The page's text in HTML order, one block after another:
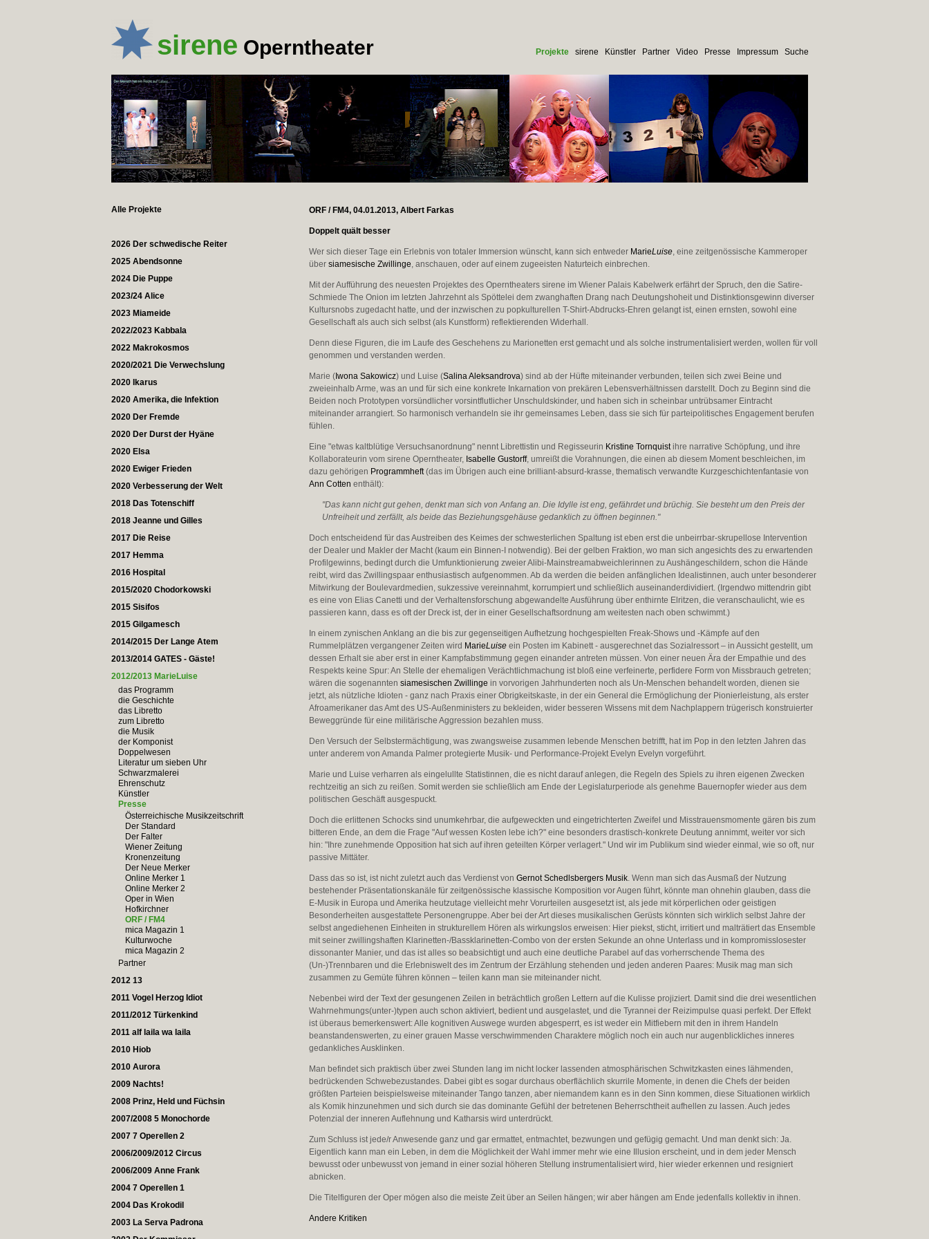
sirene Operntheater Projekte sirene Künstler Partner Video Presse Impressum Suche
Alle Projekte
2026 Der schwedische Reiter
2025 Abendsonne
2024 Die Puppe
2023/24 Alice
2023 Miameide
2022/2023 Kabbala
2022 Makrokosmos
2020/2021 Die Verwechslung
2020 Ikarus
2020 Amerika, die Infektion
2020 Der Fremde
2020 Der Durst der Hyäne
2020 Elsa
2020 Ewiger Frieden
2020 Verbesserung der Welt
2018 Das Totenschiff
2018 Jeanne und Gilles
2017 Die Reise
2017 Hemma
2016 Hospital
2015/2020 Chodorkowski
2015 Sisifos
2015 Gilgamesch
2014/2015 Der Lange Atem
2013/2014 GATES - Gäste!
2012/2013 MarieLuise
das Programm
die Geschichte
das Libretto
zum Libretto
die Musik
der Komponist
Doppelwesen
Literatur um sieben Uhr
Schwarzmalerei
Ehrenschutz
Künstler
Presse
Österreichische Musikzeitschrift
Der Standard
Der Falter
Wiener Zeitung
Kronenzeitung
Der Neue Merker
Online Merker 1
Online Merker 2
Oper in Wien
Hofkirchner
ORF / FM4
mica Magazin 1
Kulturwoche
mica Magazin 2
Partner
2012 13
2011 Vogel Herzog Idiot
2011/2012 Türkenkind
2011 alf laila wa laila
2010 Hiob
2010 Aurora
2009 Nachts!
2008 Prinz, Held und Füchsin
2007/2008 5 Monochorde
2007 7 Operellen 2
2006/2009/2012 Circus
2006/2009 Anne Frank
2004 7 Operellen 1
2004 Das Krokodil
2003 La Serva Padrona
ORF / FM4, 04.01.2013, Albert Farkas
Doppelt quält besser
Wer sich dieser Tage ein Erlebnis von totaler Immersion wünscht, kann sich entweder MarieLuise, eine zeitgenössische Kammeroper
über siamesische Zwillinge, anschauen, oder auf einem zugeeisten Naturteich einbrechen.
Mit der Aufführung des neuesten Projektes des Operntheaters sirene im Wiener Palais Kabelwerk erfährt der Spruch, den die Satire-
Schmiede The Onion im letzten Jahrzehnt als Spöttelei dem zwanghaften Drang nach Deutungshoheit und Distinktionsgewinn diverser
Kultursnobs zugedacht hatte, und der inzwischen zu popkulturellen T-Shirt-Abdrucks-Ehren gelangt ist, einen ernsten, sowohl eine
Gesellschaft als auch sich selbst (als Kunstform) reflektierenden Widerhall.
Denn diese Figuren, die im Laufe des Geschehens zu Marionetten erst gemacht und als solche instrumentalisiert werden, wollen für voll
genommen und verstanden werden.
Marie (Iwona Sakowicz) und Luise (Salina Aleksandrova) sind ab der Hüfte miteinander verbunden, teilen sich zwei Beine und
zweieinhalb Arme, was an und für sich eine konkrete Inkarnation von prekären Lebensverhältnissen darstellt. Doch zu Beginn sind die
Beiden noch Prototypen vorsündlicher vorsintflutlicher Unschuldskinder, und haben sich in scheinbar untrübsamer Eintracht
miteinander arrangiert. So harmonisch verhandeln sie ihr gemeinsames Leben, dass sie sich für parteipolitisches Engagement berufen
fühlen.
Eine "etwas kaltblütige Versuchsanordnung" nennt Librettistin und Regisseurin Kristine Tornquistihre narrative Schöpfung, und ihre
Kollaborateurin vom sirene Operntheater, Isabelle Gustorff, umreißt die Vorahnungen, die einen ab diesem Moment beschleichen, im
dazu gehörigen Programmheft(das im Übrigen auch eine brilliant-absurd-krasse, thematisch verwandte Kurzgeschichtenfantasie von
Ann Cotten enthält):
"Das kann nicht gut gehen, denkt man sich von Anfang an. Die Idylle ist eng, gefährdet und brüchig. Sie besteht um den Preis der
Unfreiheit und zerfällt, als beide das Beziehungsgehäuse gedanklich zu öffnen beginnen."
Doch entscheidend für das Austreiben des Keimes der schwesterlichen Spaltung ist eben erst die unbeirrbar-skrupellose Intervention
der Dealer und Makler der Macht (kaum ein Binnen-I notwendig). Bei der gelben Fraktion, wo man sich angesichts des zu erwartenden
Profilgewinns, bedingt durch die Umfunktionierung zweier Alibi-Mainstreamabweichlerinnen zu Aushängeschildern, schon die Hände
reibt, wird das Zwillingspaar enthusiastisch aufgenommen. Ab da werden die beiden anfänglichen Idealistinnen, auch unter besonderer
Mitwirkung der Boulevardmedien, sukzessive vereinnahmt, korrumpiert und schließlich auseinanderdividiert. (Irgendwo mittendrin gibt
es eine von Elias Canetti und der Verhaltensforschung abgewandelte Ausführung über enthirnte Elritzen, die veranschaulicht, wie es
passieren kann, dass es oft der Dreck ist, der in einer Gesellschaftsordnung am weitesten nach oben schwimmt.)
In einem zynischen Anklang an die bis zur gegenseitigen Aufhetzung hochgespielten Freak-Shows und -Kämpfe auf den
Rummelplätzen vergangener Zeiten wird MarieLuiseein Posten im Kabinett - ausgerechnet das Sozialressort – in Aussicht gestellt, um
dessen Erhalt sie aber erst in einer Kampfabstimmung gegen einander antreten müssen. Von einer neuen Ära der Empathie und des
Respekts keine Spur: An Stelle der ehemaligen Verächtlichmachung ist bloß eine verfeinerte, perfidere Form von Missbrauch getreten;
wären die sogenannten siamesischen Zwillinge in vorvorigen Jahrhunderten noch als Un-Menschen behandelt worden, dienen sie
jetzt, als nützliche Idioten - ganz nach Praxis einer Obrigkeitskaste, in der ein General die Ermöglichung der Pionierleistung, als erster
Afroamerikaner das Amt des US-Außenministers zu bekleiden, wider besseren Wissens mit dem Nachplappern trügerisch konstruierter
Beweggründe für eine militärische Aggression bezahlen muss.
Den Versuch der Selbstermächtigung, was zwangsweise zusammen lebende Menschen betrifft, hat im Pop in den letzten Jahren das
unter anderem von Amanda Palmer protegierte Musik- und Performance-Projekt Evelyn Evelyn vorgeführt.
Marie und Luise verharren als eingelullte Statistinnen, die es nicht darauf anlegen, die Regeln des Spiels zu ihren eigenen Zwecken
rechtzeitig an sich zu reißen. Somit werden sie schließlich am Ende der Legislaturperiode als genehme Bauernopfer wieder aus dem
politischen Geschäft ausgespuckt.
Doch die erlittenen Schocks sind unumkehrbar, die aufgeweckten und eingetrichterten Zweifel und Misstrauensmomente gären bis zum
bitteren Ende, an dem die Frage "Auf wessen Kosten lebe ich?" eine besonders drastisch-konkrete Deutung annimmt, weiter vor sich
hin: "Ihre zunehmende Opposition hat sich auf ihren geteilten Körper verlagert." Und wir im Publikum sind wieder einmal, wie so oft, nur
passive Mittäter.
Dass das so ist, ist nicht zuletzt auch das Verdienst von Gernot Schedlsbergers Musik. Wenn man sich das Ausmaß der Nutzung
bestehender Präsentationskanäle für zeitgenössische klassische Komposition vor Augen führt, könnte man ohnehin glauben, dass die
E-Musik in Europa und Amerika heutzutage vielleicht mehr Vorurteilen ausgesetzt ist, als jede mit körperlichen oder geistigen
Besonderheiten ausgestattete Personengruppe. Aber bei der Art dieses musikalischen Gerüsts könnten sich wirklich selbst Jahre der
selbst angediehenen Einheiten in strukturellem Hören als wirkungslos erweisen: Hier piekst, sticht, irritiert und malträtiert das Ensemble
mit seiner zwillingshaften Klarinetten-/Bassklarinetten-Combo von der ersten Sekunde an ohne Unterlass und in kompromisslosester
dissonanter Manier, und das ist alles so beabsichtigt und auch eine deutliche Parabel auf das vorherrschende Thema des
(Un-)Trennbaren und die Erlebniswelt des im Zentrum der Erzählung stehenden und jeden anderen Paares: Musik mag man sich
zusammen zu Gemüte führen können – teilen kann man sie miteinander nicht.
Nebenbei wird der Text der gesungenen Zeilen in beträchtlich großen Lettern auf die Kulisse projiziert. Damit sind die drei wesentlichen
Wahrnehmungs(unter-)typen auch schon aktiviert, bedient und ausgelastet, und die Tyrannei der Reizimpulse quasi perfekt. Der Effekt
ist überaus bemerkenswert: Alle kognitiven Auswege wurden abgesperrt, es ist weder ein Mitfiebern mit den in ihrem Handeln
beanstandenswerten, zu einer grauen Masse verschwimmenden Charaktere möglich noch ein auch nur augenblickliches inneres
gedankliches Ausklinken.
Man befindet sich praktisch über zwei Stunden lang im nicht locker lassenden atmosphärischen Schwitzkasten eines lähmenden,
bedrückenden Schwebezustandes. Dabei gibt es sogar durchaus oberflächlich skurrile Momente, in denen die Chefs der beiden
größten Parteien beispielsweise miteinander Tango tanzen, aber niemandem kann es in den Sinn kommen, diese Situationen wirklich
als Komik hinzunehmen und sich durch sie das dominante Gefühl der betretenen Beherrschtheit aufhellen zu lassen. Auch jedes
Potenzial der inneren Auflehnung und Katharsis wird unterdrückt.
Zum Schluss ist jede/r Anwesende ganz und gar ermattet, entmachtet, bezwungen und gefügig gemacht. Und man denkt sich: Ja.
Eigentlich kann man ein Leben, in dem die Möglichkeit der Wahl immer mehr wie eine Illusion erscheint, und in dem jeder Mensch
bewusst oder unbewusst von jemand in einer sozial höheren Stellung instrumentalisiert wird, hier wieder erkennen und resigniert
abnicken.
Die Titelfiguren der Oper mögen also die meiste Zeit über an Seilen hängen; wir aber hängen am Ende jedenfalls kollektiv in ihnen.
Andere Kritiken